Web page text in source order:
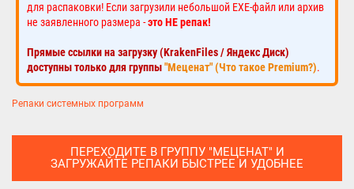
для распаковки! Если загрузили небольшой EXE-файл или архив
не заявленного размера -это НЕ репак!
Прямые ссылки на загрузку (KrakenFiles / Яндекс Диск)
доступны только для группы"Меценат" (Что такое Premium?).
Репаки системных программ
ПЕРЕХОДИТЕ В ГРУППУ "МЕЦЕНАТ" И
ЗАГРУЖАЙТЕ РЕПАКИ БЫСТРЕЕ И УДОБНЕЕ